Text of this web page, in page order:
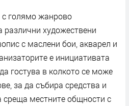
с голямо жанрово
различни художествени
с маслени бои, акварел и
е инициативата
гостува в колкото се може
за да събира средства и
среща местните общности с